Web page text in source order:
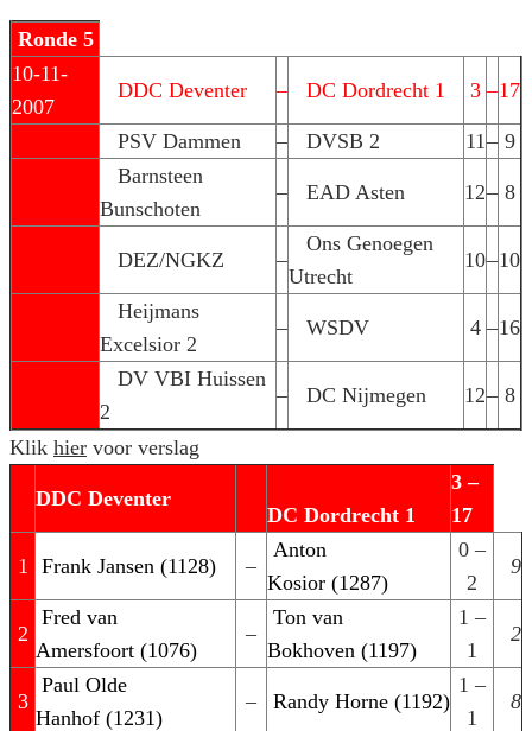
Ronde 5
10-11-
2007
DDC Deventer – DC Dordrecht 1 3 –17
PSV Dammen – DVSB 2 11– 9
Barnsteen
Bunschoten
– EAD Asten 12– 8
DEZ/NGKZ –
Ons Genoegen
Utrecht
10–10
Heijmans
Excelsior 2
– WSDV 4 –16
DV VBI Huissen
2
– DC Nijmegen 12– 8
Klik hier voor verslag
DDC Deventer
DC Dordrecht 1
3 –
17
1 Frank Jansen (1128) –
Anton
Kosior (1287)
0 –
2
9
2
Fred van
Amersfoort (1076)
–
Ton van
Bokhoven (1197)
1 –
1
2
3
Paul Olde
Hanhof (1231)
– Randy Horne (1192)
1 –
1
8